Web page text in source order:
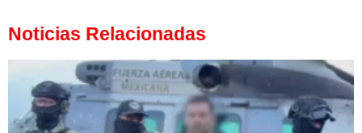
Noticias Relacionadas